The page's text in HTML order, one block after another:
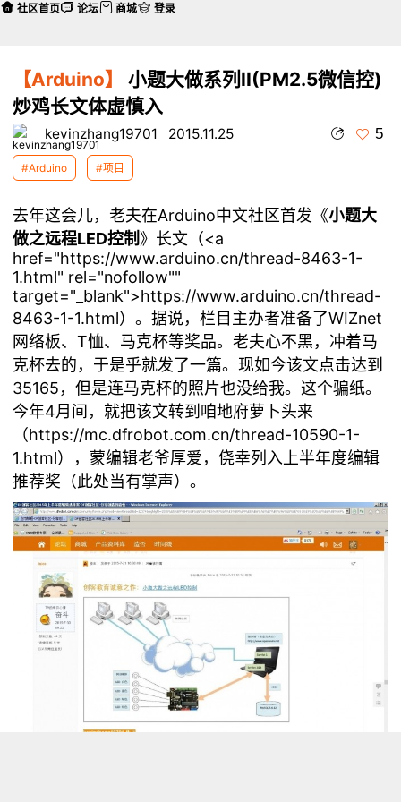
【Arduino】
小题大做系列II(PM2.5微信控)
炒鸡长文体虚慎入
kevinzhang19701 2015.11.25 5
#Arduino #项目
去年这会儿，老夫在Arduino中文社区首发《小题大
做之远程LED控制 》长文（<a
href="https://www.arduino.cn/thread-8463-1-
1.html" rel="nofollow""
target="_blank">https://www.arduino.cn/thread-
8463-1-1.html）。据说，栏目主办者准备了WIZnet
网络板、T恤、马克杯等奖品。老夫心不黑，冲着马
克杯去的，于是乎就发了一篇。现如今该文点击达到
35165，但是连马克杯的照片也没给我。这个骗纸。
今年4月间，就把该文转到咱地府萝卜头来
（https://mc.dfrobot.com.cn/thread-10590-1-
1.html），蒙编辑老爷厚爱，侥幸列入上半年度编辑
推荐奖（此处当有掌声）。
社区首页 论坛 商城 登录